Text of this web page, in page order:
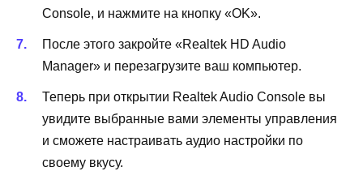
Console, и нажмите на кнопку «OK».
После этого закройте «Realtek HD Audio
Manager» и перезагрузите ваш компьютер.
Теперь при открытии Realtek Audio Console вы
увидите выбранные вами элементы управления
и сможете настраивать аудио настройки по
своему вкусу.